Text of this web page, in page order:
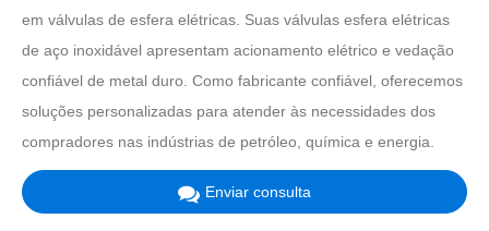
em válvulas de esfera elétricas. Suas válvulas esfera elétricas
de aço inoxidável apresentam acionamento elétrico e vedação
confiável de metal duro. Como fabricante confiável, oferecemos
soluções personalizadas para atender às necessidades dos
compradores nas indústrias de petróleo, química e energia.
Enviar consulta